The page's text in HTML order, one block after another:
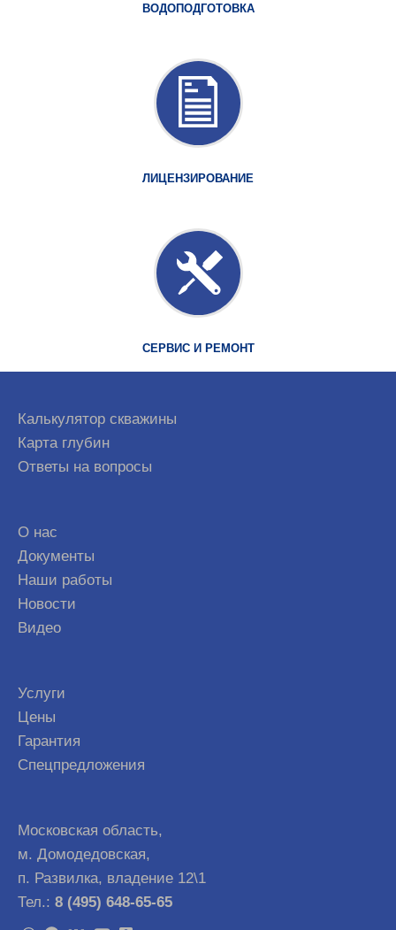
ВОДОПОДГОТОВКА
ЛИЦЕНЗИРОВАНИЕ
СЕРВИС И РЕМОНТ
Калькулятор скважины
Карта глубин
Ответы на вопросы
О нас
Документы
Наши работы
Новости
Видео
Услуги
Цены
Гарантия
Спецпредложения
Московская область,
м. Домодедовская,
п. Развилка, владение 12\1
Тел.: 8 (495) 648-65-65